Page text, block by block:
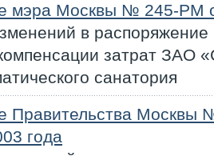
мэра Москвы № 245-РМ
в
затрат ЗАО
санатория
Правительства Москвы
года